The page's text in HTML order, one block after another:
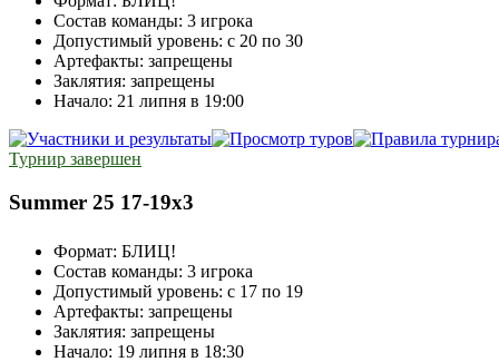
Состав команды: 3 игрока
Допустимый уровень: с 20 по 30
Артефакты: запрещены
Заклятия: запрещены
Начало: 21 липня в 19:00
Турнир завершен
Summer 25 17-19x3
Формат: БЛИЦ!
Состав команды: 3 игрока
Допустимый уровень: с 17 по 19
Артефакты: запрещены
Заклятия: запрещены
Начало: 19 липня в 18:30